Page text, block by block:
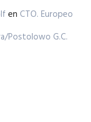
en CTO. Europeo
Postolowo G.C.